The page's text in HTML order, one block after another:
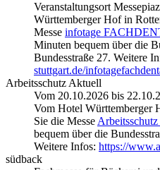
Veranstaltungsort
Württemberger Hof in
Messe infotage
Minuten bequem über die
Bundesstraße 27. Weitere
stuttgart.de/
Arbeitsschutz Aktuell
Vom 20.10.2026 bis
Vom Hotel Württemberger
Sie die Messe
bequem über die
Weitere Infos: https://
südback